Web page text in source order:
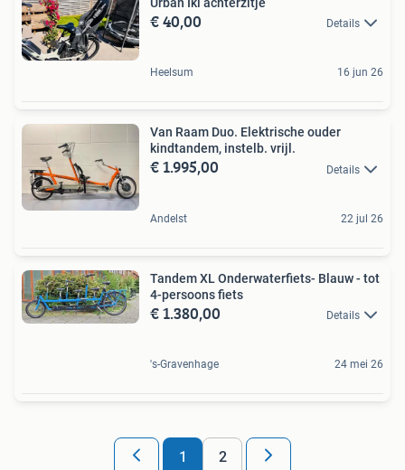
€ 40,00 Details
Heelsum 16 jun 26
Van Raam Duo. Elektrische ouder
kindtandem, instelb. vrijl.
€ 1.995,00 Details
Andelst 22 jul 26
Tandem XL Onderwaterfiets- Blauw - tot
4-persoons fiets
€ 1.380,00 Details
's-Gravenhage 24 mei 26
1 2